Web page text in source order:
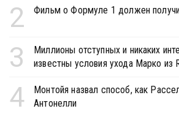
2 Фильм о Формуле 1 должен
3
Миллионы отступных и никаких
известны условия ухода Марко из
4
Монтойя назвал способ, как
Антонелли